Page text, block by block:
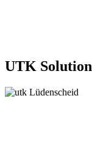
UTK Solution